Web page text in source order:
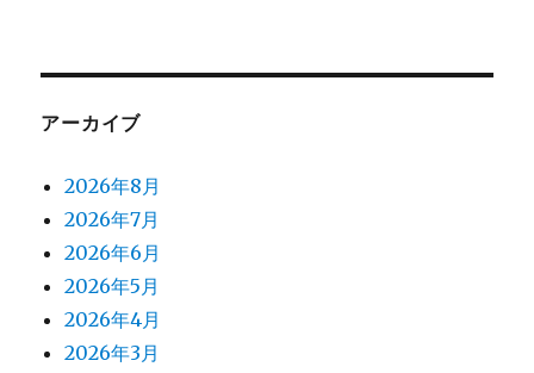
アーカイブ
2026年8月
2026年7月
2026年6月
2026年5月
2026年4月
2026年3月